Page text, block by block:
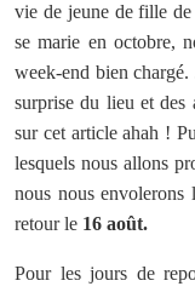
vie de jeune de fille
se marie en octobre,
week-end bien chargé.
surprise du lieu et des
sur cet article ahah !
lesquels nous allons
nous nous envolerons
retour le 16 août.
Pour les jours de